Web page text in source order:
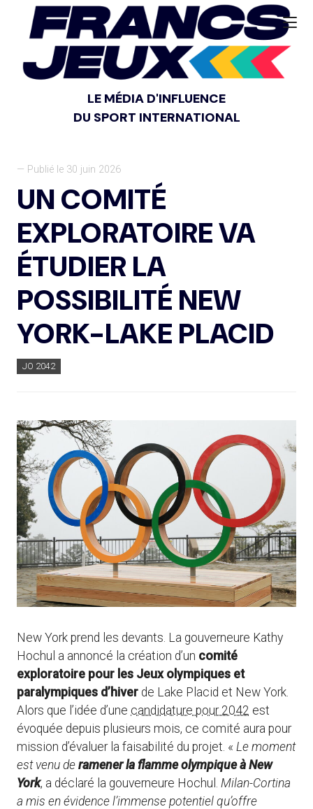
LE MÉDIA D'INFLUENCE
DU SPORT INTERNATIONAL
— Publié le 30 juin 2026
UN COMITÉ
EXPLORATOIRE VA
ÉTUDIER LA
POSSIBILITÉ NEW
YORK-LAKE PLACID
JO 2042
New York prend les devants. La gouverneure Kathy
Hochul a annoncé la création d’un comité
exploratoire pour les Jeux olympiques et
paralympiques d’hiver de Lake Placid et New York.
Alors que l’idée d’une candidature pour 2042 est
évoquée depuis plusieurs mois, ce comité aura pour
mission d’évaluer la faisabilité du projet. « Le moment
est venu de ramener la flamme olympique à New
York, a déclaré la gouverneure Hochul. Milan-Cortina
a mis en évidence l’immense potentiel qu’offre